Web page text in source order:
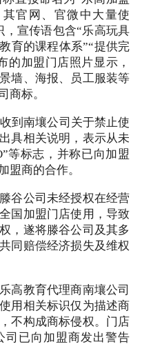
官网、官微中大量使
，宣传语包含“乐高玩具
育的课程体系”“提供完
的加盟门店照片显示，
墙、海报、员工服装等
商标。
南壤公司关于禁止使
具相关说明，表示从未
等标志，并称已向加盟
盟商的合作。
公司未经授权在经营
国加盟门店使用，导致
，遂将滕谷公司及其多
同赔偿经济损失及维权
教育代理商南壤公司
用相关标识仅为描述商
不构成商标侵权。门店
司已向加盟商发出警告